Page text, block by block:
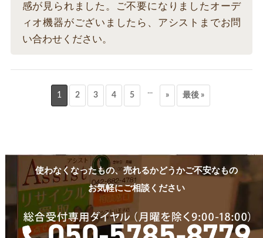
感が見られました。ご不要になりましたオーデ
ィオ機器がございましたら、アシストまでお問
い合わせください。
1 2 3 4 5 ... » 最後 »
使わなくなったもの、売れるかどうかご不安なもの
お気軽にご相談ください